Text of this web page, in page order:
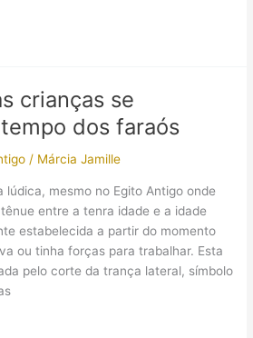
crianças se
dos faraós
/ Márcia Jamille
lúdica, mesmo no Egito Antigo onde
entre a tenra idade e a idade
estabelecida a partir do momento
ou tinha forças para trabalhar. Esta
pelo corte da trança lateral, símbolo